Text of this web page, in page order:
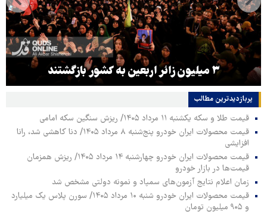
۳ میلیون زائر اربعین به کشور بازگشتند
پربازدیدترین‌ مطالب
قیمت طلا و سکه یکشنبه ۱۱ مرداد ۱۴۰۵/ ریزش سنگین سکه امامی
قیمت محصولات ایران خودرو پنج‌شنبه ۸ مرداد ۱۴۰۵/ دنا کاهشی شد، رانا
افزایشی
قیمت محصولات ایران خودرو چهارشنبه ۱۴ مرداد ۱۴۰۵/ ریزش همزمان
قیمت‌ها در بازار خودرو
زمان اعلام نتایج آزمون‌های سمپاد و نمونه دولتی مشخص شد
قیمت محصولات ایران خودرو شنبه ۱۰ مرداد ۱۴۰۵/ سورن پلاس یک میلیارد
و ۹۰۵ میلیون تومان